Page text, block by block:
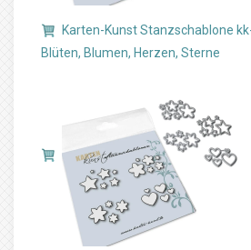
Karten-Kunst Stanzschablone
Blüten, Blumen, Herzen, Sterne